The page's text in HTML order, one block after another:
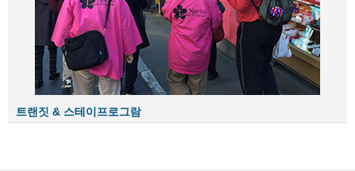
트랜짓 & 스테이프로그람